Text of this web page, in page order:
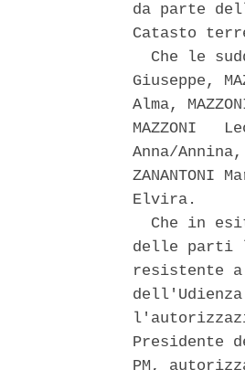
da parte
Catasto
Che le
Giuseppe,
Alma,
MAZZONI
Anna/Annina,
ZANANTONI
Elvira.
Che in
delle parti
resistente
Presidente
PM,